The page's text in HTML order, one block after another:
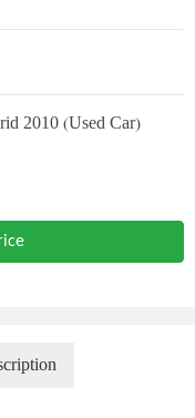
2010 (Used Car)